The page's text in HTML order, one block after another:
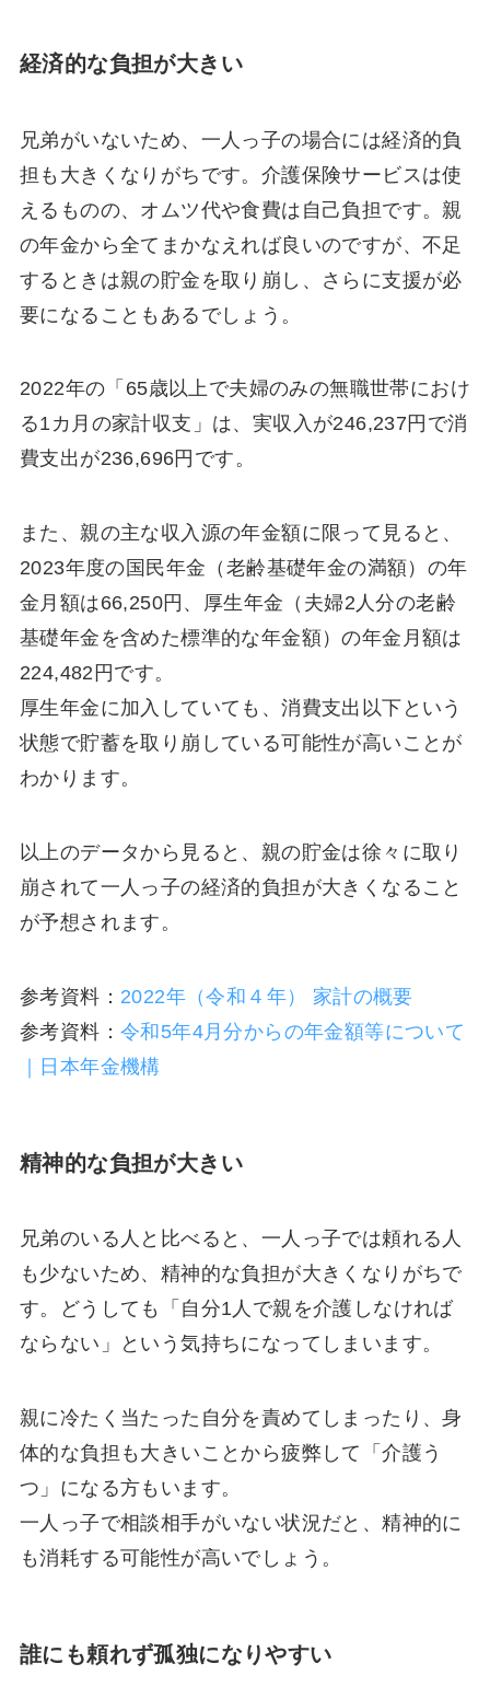
経済的な負担が大きい
兄弟がいないため、一人っ子の場合には経済的負
担も大きくなりがちです。介護保険サービスは使
えるものの、オムツ代や食費は自己負担です。親
の年金から全てまかなえれば良いのですが、不足
するときは親の貯金を取り崩し、さらに支援が必
要になることもあるでしょう。
2022年の「65歳以上で夫婦のみの無職世帯におけ
る1カ月の家計収支」は、実収入が246,237円で消
費支出が236,696円です。
また、親の主な収入源の年金額に限って見ると、
2023年度の国民年金（老齢基礎年金の満額）の年
金月額は66,250円、厚生年金（夫婦2人分の老齢
基礎年金を含めた標準的な年金額）の年金月額は
224,482円です。
厚生年金に加入していても、消費支出以下という
状態で貯蓄を取り崩している可能性が高いことが
わかります。
以上のデータから見ると、親の貯金は徐々に取り
崩されて一人っ子の経済的負担が大きくなること
が予想されます。
参考資料： 2022年（令和４年） 家計の概要
参考資料： 令和5年4月分からの年金額等について
｜日本年金機構
精神的な負担が大きい
兄弟のいる人と比べると、一人っ子では頼れる人
も少ないため、精神的な負担が大きくなりがちで
す。どうしても「自分1人で親を介護しなければ
ならない」という気持ちになってしまいます。
親に冷たく当たった自分を責めてしまったり、身
体的な負担も大きいことから疲弊して「介護う
つ」になる方もいます。
一人っ子で相談相手がいない状況だと、精神的に
も消耗する可能性が高いでしょう。
誰にも頼れず孤独になりやすい